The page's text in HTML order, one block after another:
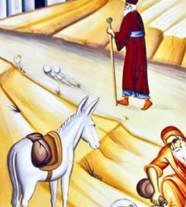
2021
2020
2019
2018
2017
2016
2015